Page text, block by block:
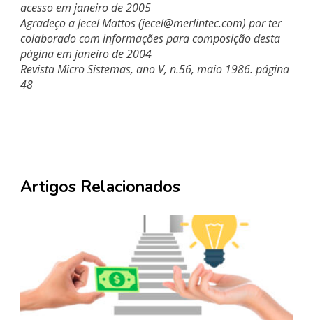
acesso em janeiro de 2005
Agradeço a Jecel Mattos (jecel@merlintec.com) por ter
colaborado com informações para composição desta
página em janeiro de 2004
Revista Micro Sistemas, ano V, n.56, maio 1986. página
48
Artigos Relacionados